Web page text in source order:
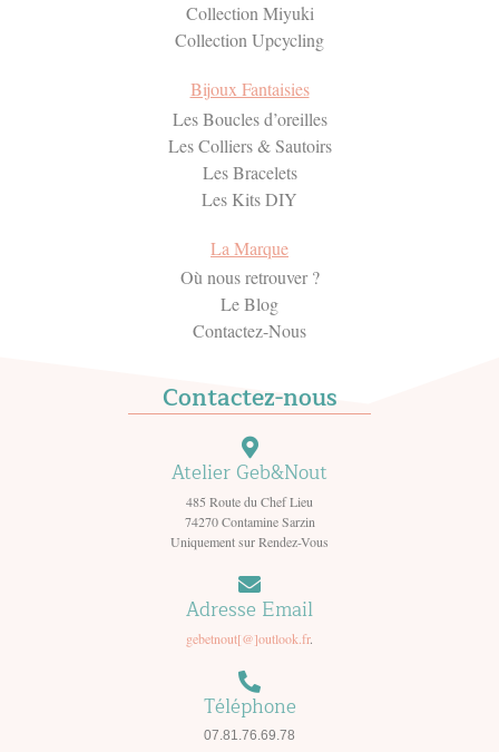
Collection Miyuki
Collection Upcycling
Bijoux Fantaisies
Les Boucles d’oreilles
Les Colliers & Sautoirs
Les Bracelets
Les Kits DIY
La Marque
Où nous retrouver ?
Le Blog
Contactez-Nous
Contactez-nous
Atelier Geb&Nout
485 Route du Chef Lieu
74270 Contamine Sarzin
Uniquement sur Rendez-Vous
Adresse Email
gebetnout[@]outlook.fr.
Téléphone
07.81.76.69.78